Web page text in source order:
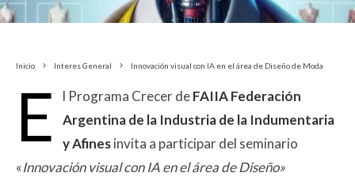
Inicio Interes General Innovación visual con IA en el área de Diseño de Moda
E l Programa Crecer deFAIIA Federación
Argentina de la Industria de la Indumentaria
y Afinesinvita a participar del seminario
«Innovación visual con IA en el área de Diseño»